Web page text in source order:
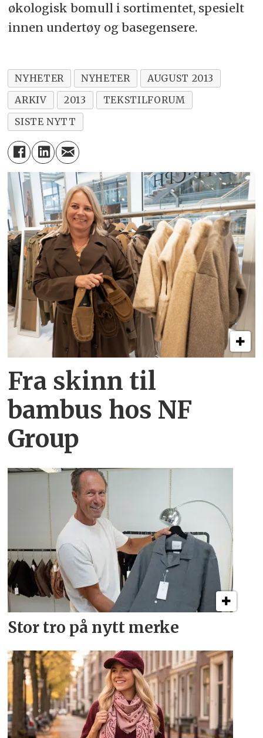
økologisk bomull i sortimentet, spesielt
innen undertøy og basegensere.
NYHETER NYHETER
AUGUST 2013
ARKIV
2013
TEKSTILFORUM
SISTE NYTT
Fra skinn til
bambus hos NF
Group
Stor tro på nytt merke